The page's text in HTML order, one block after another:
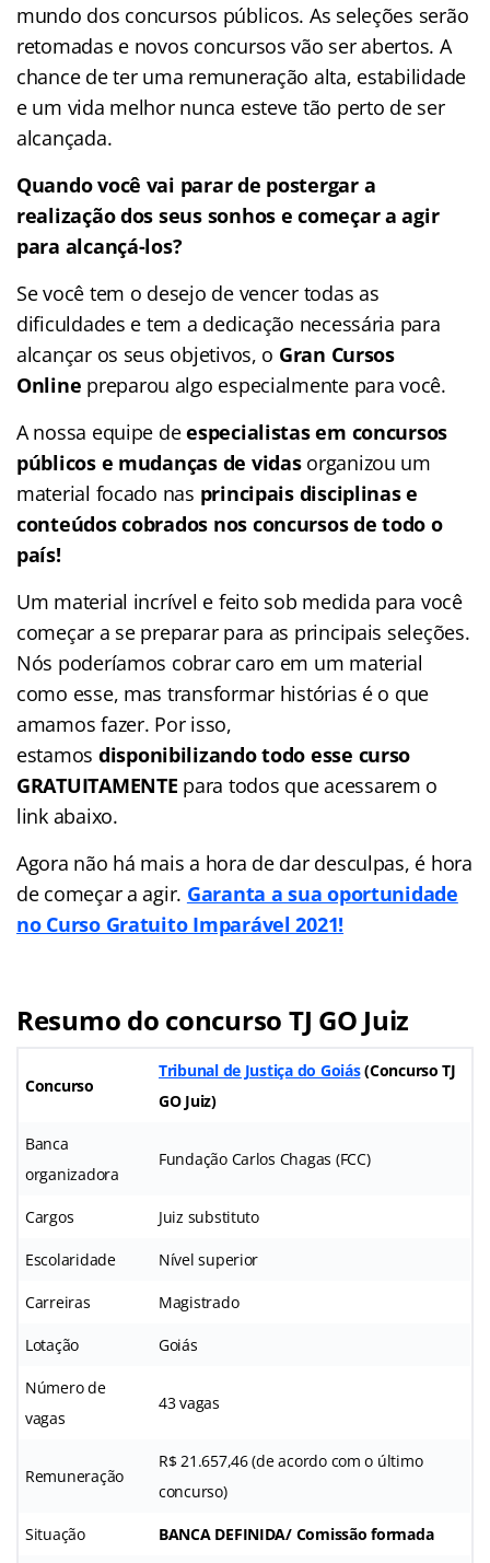
mundo dos concursos públicos. As seleções serão
retomadas e novos concursos vão ser abertos. A
chance de ter uma remuneração alta, estabilidade
e um vida melhor nunca esteve tão perto de ser
alcançada.
Quando você vai parar de postergar a
realização dos seus sonhos e começar a agir
para alcançá-los?
Se você tem o desejo de vencer todas as
dificuldades e tem a dedicação necessária para
alcançar os seus objetivos, o Gran Cursos
Online preparou algo especialmente para você.
A nossa equipe deespecialistas em concursos
públicos e mudanças de vidasorganizou um
material focado nas principais disciplinas e
conteúdos cobrados nos concursos de todo o
país!
Um material incrível e feito sob medida para você
começar a se preparar para as principais seleções.
Nós poderíamos cobrar caro em um material
como esse, mas transformar histórias é o que
amamos fazer. Por isso,
estamos disponibilizando todo esse curso
GRATUITAMENTE para todos que acessarem o
link abaixo.
Agora não há mais a hora de dar desculpas, é hora
de começar a agir. Garanta a sua oportunidade
no Curso Gratuito Imparável 2021!
Resumo do concurso TJ GO Juiz
Concurso
Tribunal de Justiça do Goiás(Concurso TJ
GO Juiz)
Banca
organizadora
Fundação Carlos Chagas (FCC)
Cargos Juiz substituto
Escolaridade Nível superior
Carreiras Magistrado
Lotação Goiás
Número de
vagas
43 vagas
Remuneração
R$ 21.657,46 (de acordo com o último
concurso)
Situação BANCA DEFINIDA/ Comissão formada